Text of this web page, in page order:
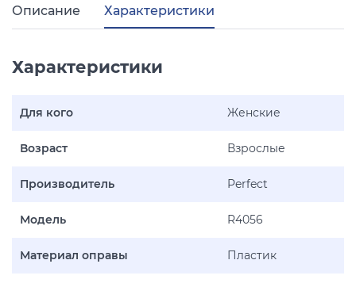
Описание Характеристики
Характеристики
Для кого Женские
Возраст Взрослые
Производитель Perfect
Модель R4056
Материал оправы Пластик